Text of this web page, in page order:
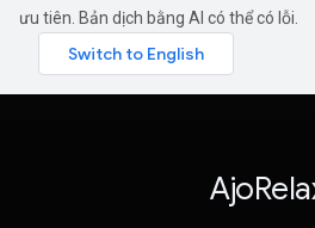
ưu tiên. Bản dịch bằng AI có thể có lỗi.